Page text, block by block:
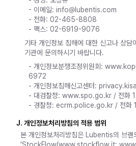
- 이메일: info@lubentis.com
- 전화: 02-465-8808
- 팩스: 02-6919-9076
기타 개인정보 침해에 대한 신고나 상담
기관에 문의하시기 바랍니다.
- 개인정보분쟁조정위원회:
6972
- 개인정보침해신고센터:
- 대검찰청: www.spo.go.kr / 전화
- 경찰청: ecrm.police.go.kr / 전화
J. 개인정보처리방침의 적용 범위
본 개인정보처리방침은 Lubentis의 브랜